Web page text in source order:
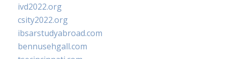
ivd2022.org
csity2022.org
ibsarstudyabroad.com
bennusehgall.com